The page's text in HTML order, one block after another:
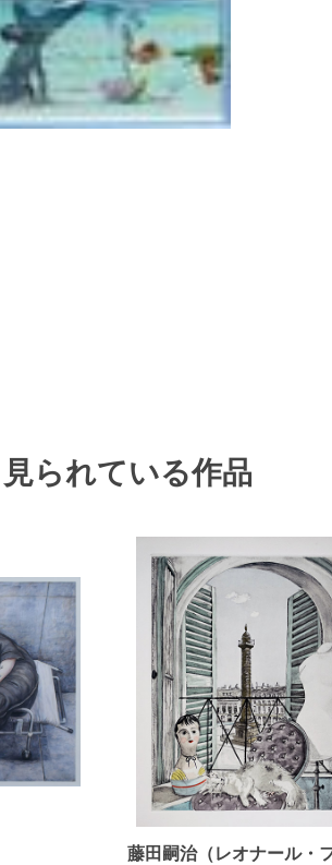
られている作品
藤田嗣治（レオナール・